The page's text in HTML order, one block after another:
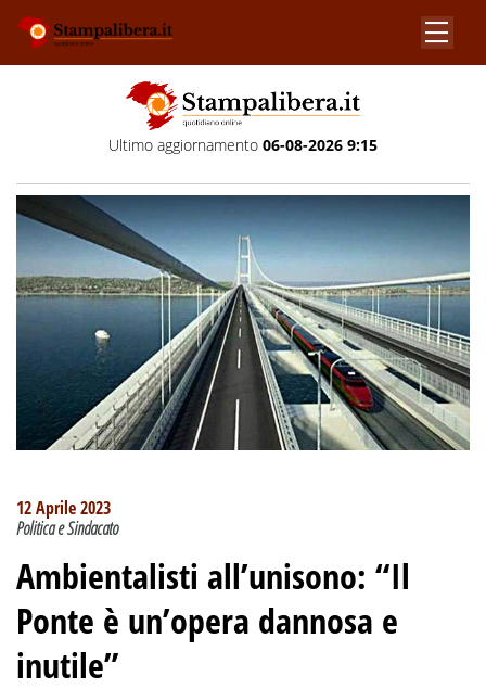
Ultimo aggiornamento 06-08-2026 9:15
12 Aprile 2023
Politica e Sindacato
Ambientalisti all’unisono: “Il
Ponte è un’opera dannosa e
inutile”